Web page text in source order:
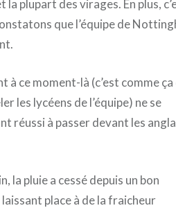
la plupart des virages. En plus,
que l’équipe de
à ce moment-là (c’est comme ça
les lycéens de l’équipe) ne se
réussi à passer devant les
la pluie a cessé depuis un bon
place à de la fraicheur